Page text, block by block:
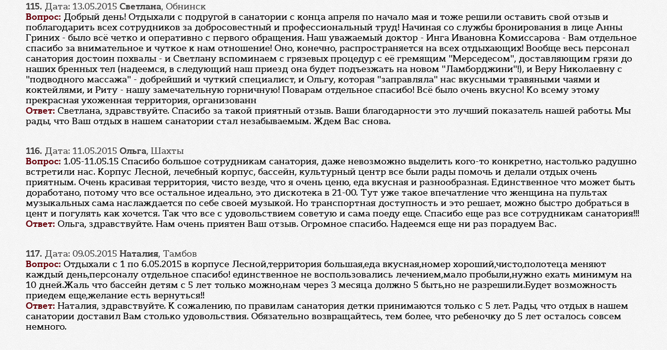
115. Дата: 13.05.2015 Светлана, Обнинск
Вопрос: Добрый день! Отдыхали с подругой в санатории с конца апреля по начало мая и тоже решили оставить свой отзыв и
поблагодарить всех сотрудников за добросовестный и профессиональный труд! Начиная со службы бронирования в лице Анны
Гриних - было всё четко и оперативно с первого обращения. Наш уважаемый доктор - Инга Ивановна Комиссарова - Вам отдельное
спасибо за внимательное и чуткое к нам отношение! Оно, конечно, распространяется на всех отдыхающих! Вообще весь персонал
санатория достоин похвалы - и Светлану вспоминаем с грязевых процедур с её гремящим "Мерседесом", доставляющим грязи до
наших бренных тел (надеемся, в следующий наш приезд она будет подъезжать на новом "Ламборджини"!), и Веру Николаевну с
"подводного массажа" - добрейший и чуткий специалист, и Ольгу, которая "заправляла" нас вкусными травяными чаями и
коктейлями, и Риту - нашу замечательную горничную! Поварам отдельное спасибо! Всё было очень вкусно! Ко всему этому
прекрасная ухоженная территория, организованн
Ответ: Светлана, здравствуйте. Спасибо за такой приятный отзыв. Ваши благодарности это лучший показатель нашей работы. Мы
рады, что Ваш отдых в нашем санатории стал незабываемым. Ждем Вас снова.
116. Дата: 11.05.2015 Ольга, Шахты
Вопрос: 1.05-11.05.15 Спасибо большое сотрудникам санатория, даже невозможно выделить кого-то конкретно, настолько радушно
встретили нас. Корпус Лесной, лечебный корпус, бассейн, культурный центр все были рады помочь и делали отдых очень
приятным. Очень красивая территория, чисто везде, что я очень ценю, еда вкусная и разнообразная. Единственное что может быть
доработано, потому что все остальное идеально, это дискотека в 21-00. Тут уже такое впечатление что женщина на пультах
музыкальных сама наслаждается по себе своей музыкой. Но транспортная доступность и это решает, можно быстро добраться в
цент и погулять как хочется. Так что все с удовольствием советую и сама поеду еще. Спасибо еще раз все сотрудникам санатория!!!
Ответ: Ольга, здравствуйте. Нам очень приятен Ваш отзыв. Огромное спасибо. Надеемся еще ни раз порадуем Вас.
117. Дата: 09.05.2015 Наталия, Тамбов
Вопрос: Отдыхали с 1 по 6.05.2015 в корпусе Лесной,территория большая,еда вкусная,номер хороший,чисто,полотеца меняют
каждый день,персоналу отдельное спасибо! единственное не воспользовались лечением,мало пробыли,нужно ехать минимум на
10 дней.Жаль что бассейн детям с 5 лет только можно,нам через 3 месяца должно 5 быть,но не разрешили.Будет возможность
приедем еще,желание есть вернуться!!
Ответ: Наталия, здравствуйте. К сожалению, по правилам санатория детки принимаются только с 5 лет. Рады, что отдых в нашем
санатории доставил Вам столько удовольствия. Обязательно возвращайтесь, тем более, что ребеночку до 5 лет осталось совсем
немного.